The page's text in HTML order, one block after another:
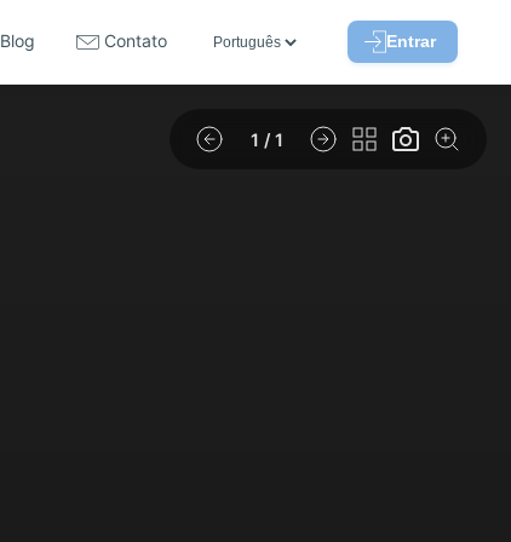
Blog Contato Entrar
1 / 1